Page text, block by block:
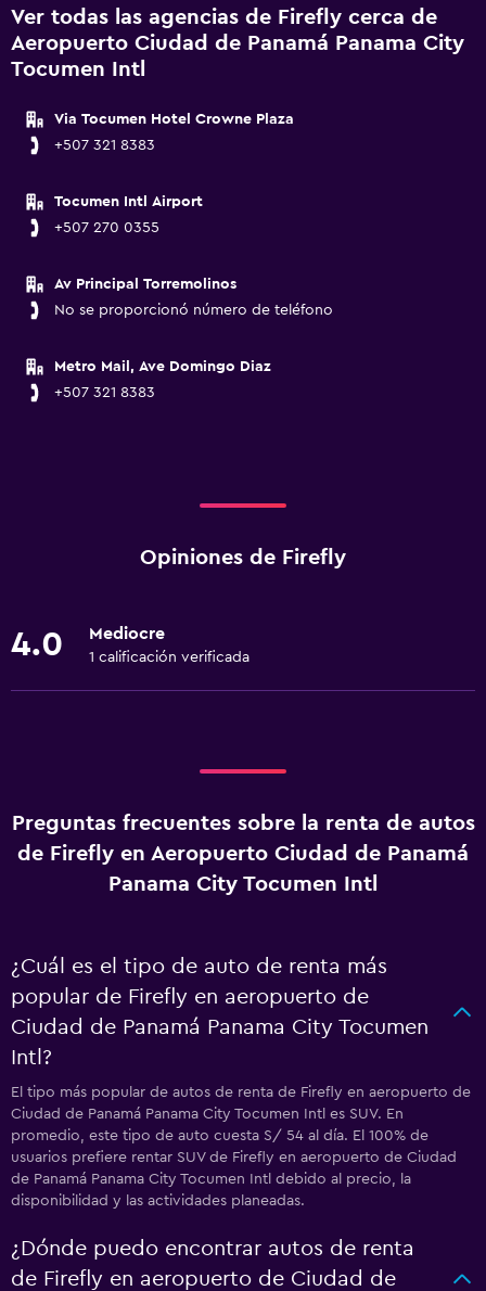
Ver todas las agencias de Firefly cerca de
Aeropuerto Ciudad de Panamá Panama City
Tocumen Intl
Via Tocumen Hotel Crowne Plaza
+507 321 8383
Tocumen Intl Airport
+507 270 0355
Av Principal Torremolinos
No se proporcionó número de teléfono
Metro Mail, Ave Domingo Diaz
+507 321 8383
Opiniones de Firefly
4.0 Mediocre
1 calificación verificada
Preguntas frecuentes sobre la renta de autos
de Firefly en Aeropuerto Ciudad de Panamá
Panama City Tocumen Intl
¿Cuál es el tipo de auto de renta más
popular de Firefly en aeropuerto de
Ciudad de Panamá Panama City Tocumen
Intl?
El tipo más popular de autos de renta de Firefly en aeropuerto de
Ciudad de Panamá Panama City Tocumen Intl es SUV. En
promedio, este tipo de auto cuesta S/ 54 al día. El 100% de
usuarios prefiere rentar SUV de Firefly en aeropuerto de Ciudad
de Panamá Panama City Tocumen Intl debido al precio, la
disponibilidad y las actividades planeadas.
¿Dónde puedo encontrar autos de renta
de Firefly en aeropuerto de Ciudad de